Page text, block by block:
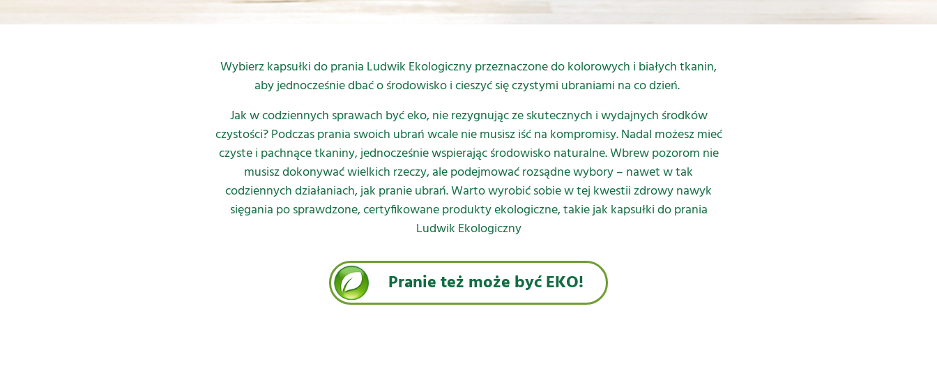
Wybierz kapsułki do prania Ludwik Ekologiczny przeznaczone do kolorowych i białych tkanin,
aby jednocześnie dbać o środowisko i cieszyć się czystymi ubraniami na co dzień.
Jak w codziennych sprawach być eko, nie rezygnując ze skutecznych i wydajnych środków
czystości? Podczas prania swoich ubrań wcale nie musisz iść na kompromisy. Nadal możesz mieć
czyste i pachnące tkaniny, jednocześnie wspierając środowisko naturalne. Wbrew pozorom nie
musisz dokonywać wielkich rzeczy, ale podejmować rozsądne wybory – nawet w tak
codziennych działaniach, jak pranie ubrań. Warto wyrobić sobie w tej kwestii zdrowy nawyk
sięgania po sprawdzone, certyfikowane produkty ekologiczne, takie jak kapsułki do prania
Ludwik Ekologiczny
Pranie też może być EKO!